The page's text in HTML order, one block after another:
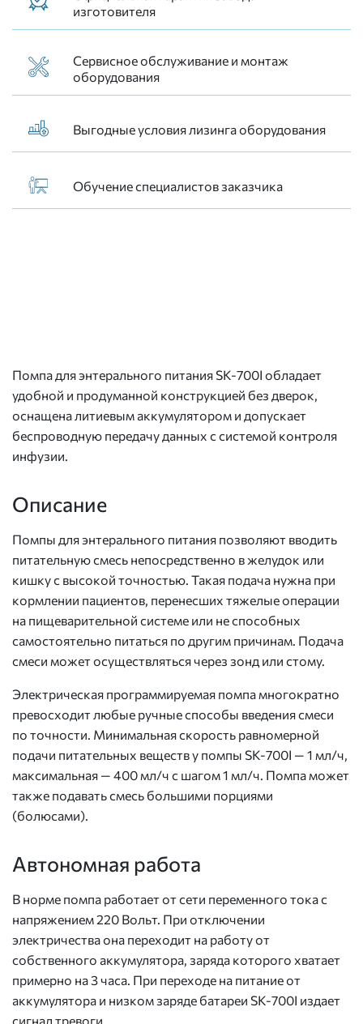
изготовителя
Сервисное обслуживание и монтаж
оборудования
Выгодные условия лизинга оборудования
Обучение специалистов заказчика
Помпа для энтерального питания SK-700I обладает
удобной и продуманной конструкцией без дверок,
оснащена литиевым аккумулятором и допускает
беспроводную передачу данных с системой контроля
инфузии.
Описание
Помпы для энтерального питания позволяют вводить
питательную смесь непосредственно в желудок или
кишку с высокой точностью. Такая подача нужна при
кормлении пациентов, перенесших тяжелые операции
на пищеварительной системе или не способных
самостоятельно питаться по другим причинам. Подача
смеси может осуществляться через зонд или стому.
Электрическая программируемая помпа многократно
превосходит любые ручные способы введения смеси
по точности. Минимальная скорость равномерной
подачи питательных веществ у помпы SK-700I — 1 мл/ч,
максимальная — 400 мл/ч с шагом 1 мл/ч. Помпа может
также подавать смесь большими порциями
(болюсами).
Автономная работа
В норме помпа работает от сети переменного тока с
напряжением 220 Вольт. При отключении
электричества она переходит на работу от
собственного аккумулятора, заряда которого хватает
примерно на 3 часа. При переходе на питание от
аккумулятора и низком заряде батареи SK-700I издает
сигнал тревоги.